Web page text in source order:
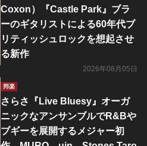
Coxon）『Castle Park』ブラ
ーのギタリストによる60年代ブ
リティッシュロックを想起させ
る新作
2026年08月05日
邦楽
さらさ『Live Bluesy』オーガ
ニックなアンサンブルでR&Bや
ブギーを展開するメジャー初